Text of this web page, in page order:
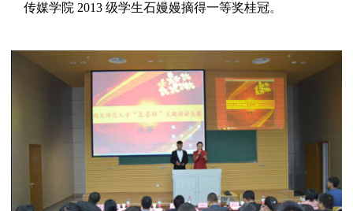
传媒学院 2013 级学生石嫚嫚摘得一等奖桂冠。